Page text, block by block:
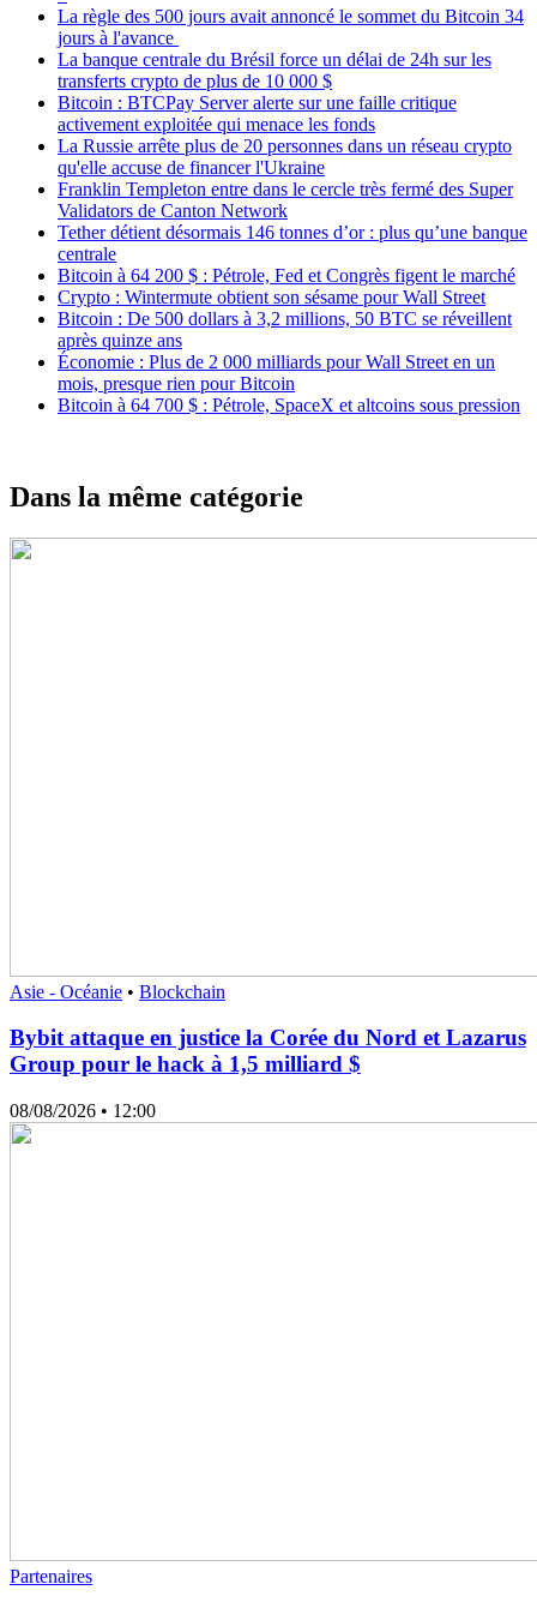
La règle des 500 jours avait annoncé le sommet du Bitcoin 34
jours à l'avance
La banque centrale du Brésil force un délai de 24h sur les
transferts crypto de plus de 10 000 $
Bitcoin : BTCPay Server alerte sur une faille critique
activement exploitée qui menace les fonds
La Russie arrête plus de 20 personnes dans un réseau crypto
qu'elle accuse de financer l'Ukraine
Franklin Templeton entre dans le cercle très fermé des Super
Validators de Canton Network
Tether détient désormais 146 tonnes d’or : plus qu’une banque
centrale
Bitcoin à 64 200 $ : Pétrole, Fed et Congrès figent le marché
Crypto : Wintermute obtient son sésame pour Wall Street
Bitcoin : De 500 dollars à 3,2 millions, 50 BTC se réveillent
après quinze ans
Économie : Plus de 2 000 milliards pour Wall Street en un
mois, presque rien pour Bitcoin
Bitcoin à 64 700 $ : Pétrole, SpaceX et altcoins sous pression
Dans la même catégorie
Asie - Océanie • Blockchain
Bybit attaque en justice la Corée du Nord et Lazarus
Group pour le hack à 1,5 milliard $
08/08/2026 • 12:00
Partenaires